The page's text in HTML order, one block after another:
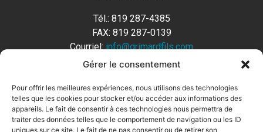
Gérer le consentement
Pour offrir les meilleures expériences, nous utilisons des technologies
telles que les cookies pour stocker et/ou accéder aux informations des
appareils. Le fait de consentir à ces technologies nous permettra de
traiter des données telles que le comportement de navigation ou les ID
uniques sur ce site. Le fait de ne pas consentir ou de retirer son
Tél.: 819 287-4385
FAX: 819 287-0139
Courriel:info@grimardfils.com
Horaire
Lundi: 7h00 à 17h00
Mardi: 7h00 à 17h00
Mercredi: 7h00 à 17h00